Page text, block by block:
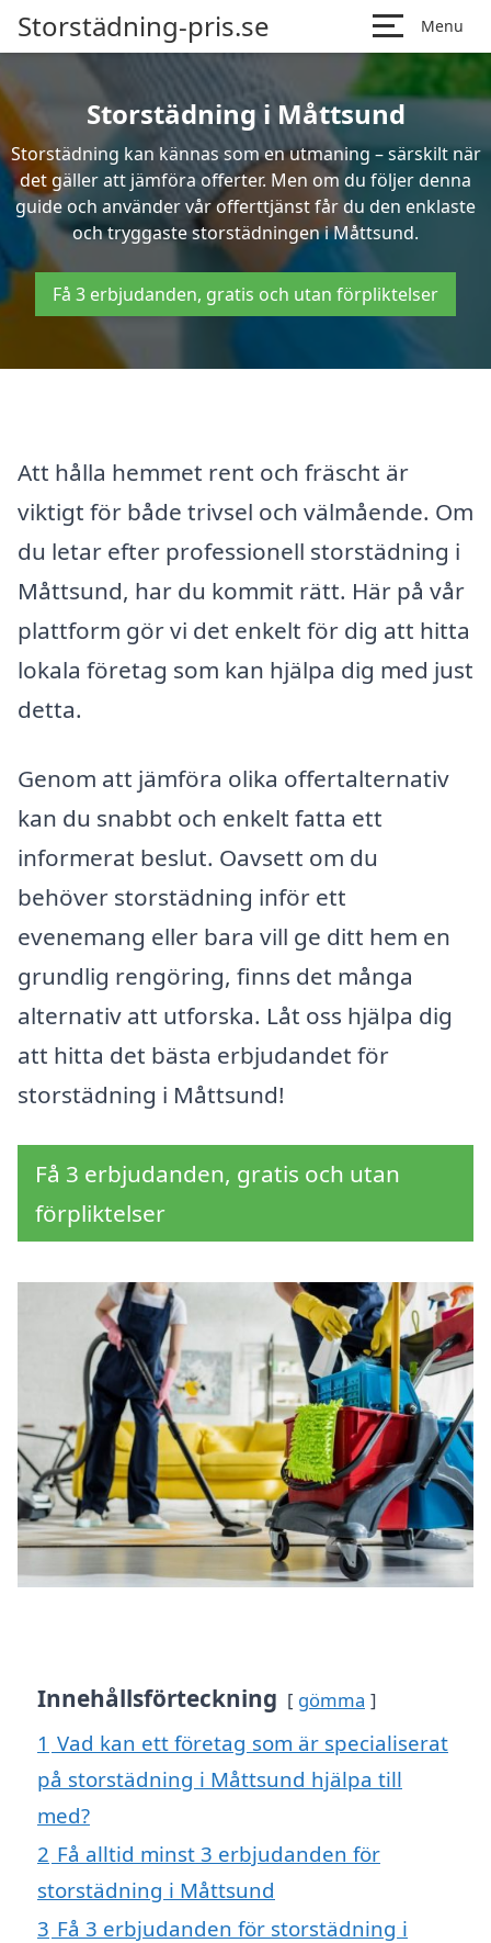
Storstädning-pris.se Menu
Storstädning i Måttsund
Storstädning kan kännas som en utmaning – särskilt när
det gäller att jämföra offerter. Men om du följer denna
guide och använder vår offerttjänst får du den enklaste
och tryggaste storstädningen i Måttsund.
Få 3 erbjudanden, gratis och utan förpliktelser
Att hålla hemmet rent och fräscht är
viktigt för både trivsel och välmående. Om
du letar efter professionell storstädning i
Måttsund, har du kommit rätt. Här på vår
plattform gör vi det enkelt för dig att hitta
lokala företag som kan hjälpa dig med just
detta.
Genom att jämföra olika offertalternativ
kan du snabbt och enkelt fatta ett
informerat beslut. Oavsett om du
behöver storstädning inför ett
evenemang eller bara vill ge ditt hem en
grundlig rengöring, finns det många
alternativ att utforska. Låt oss hjälpa dig
att hitta det bästa erbjudandet för
storstädning i Måttsund!
Få 3 erbjudanden, gratis och utan
förpliktelser
Innehållsförteckning gömma
1 Vad kan ett företag som är specialiserat
på storstädning i Måttsund hjälpa till
med?
2 Få alltid minst 3 erbjudanden för
storstädning i Måttsund
3 Få 3 erbjudanden för storstädning i